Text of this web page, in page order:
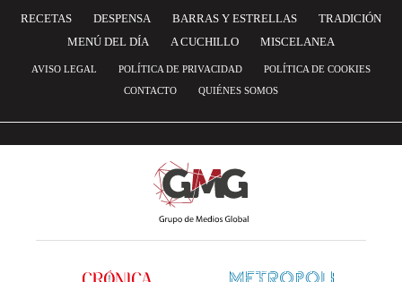
RECETAS DESPENSA BARRAS Y ESTRELLAS
TRADICIÓN
MENÚ DEL DÍA
A CUCHILLO MISCELANEA
AVISO LEGAL POLÍTICA DE PRIVACIDAD
POLÍTICA DE COOKIES
CONTACTO
QUIÉNES SOMOS